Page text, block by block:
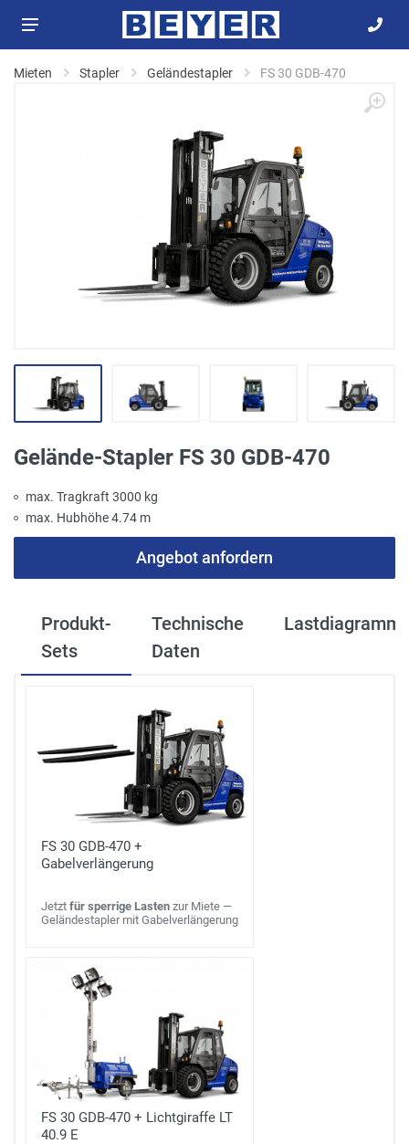
Mieten Stapler Geländestapler FS 30 GDB-470
Gelände-Stapler FS 30 GDB-470
max. Tragkraft 3000 kg
max. Hubhöhe 4.74 m
Angebot anfordern
Produkt-
Sets
Technische
Daten
FS 30 GDB-470 +
Gabelverlängerung
Jetzt für sperrige Lasten zur Miete —
Geländestapler mit Gabelverlängerung
FS 30 GDB-470 + Lichtgiraffe LT
40.9 E